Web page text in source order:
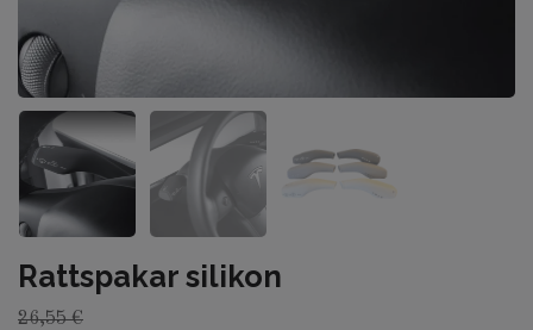
Rattspakar silikon
26,55 €